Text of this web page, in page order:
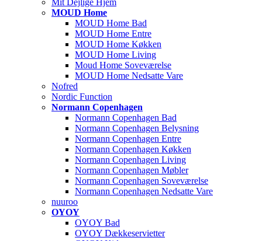
Mit Dejlige Hjem
MOUD Home
MOUD Home Bad
MOUD Home Entre
MOUD Home Køkken
MOUD Home Living
Moud Home Soveværelse
MOUD Home Nedsatte Vare
Nofred
Nordic Function
Normann Copenhagen
Normann Copenhagen Bad
Normann Copenhagen Belysning
Normann Copenhagen Entre
Normann Copenhagen Køkken
Normann Copenhagen Living
Normann Copenhagen Møbler
Normann Copenhagen Soveværelse
Normann Copenhagen Nedsatte Vare
nuuroo
OYOY
OYOY Bad
OYOY Dækkeservietter